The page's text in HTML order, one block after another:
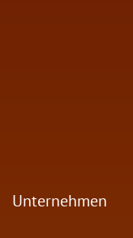
Unternehmen